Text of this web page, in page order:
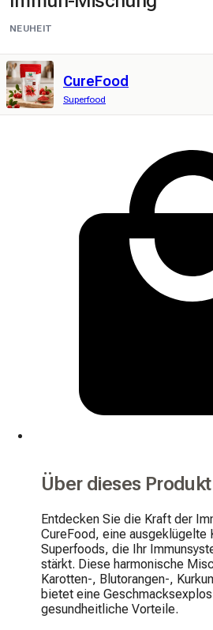
NEUHEIT
CureFood
Superfood
Über dieses Produkt
Entdecken Sie die Kraft der
CureFood, eine ausgeklügelte
Superfoods, die Ihr
stärkt. Diese harmonische
Karotten-, Blutorangen-,
bietet eine
gesundheitliche Vorteile.